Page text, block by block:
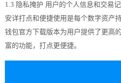
1.3 隐私掩护 用户的个人信息和交易
安详打点和便捷使用是每个数字资产
钱包官方 下载版本为用户提供了更高
富的功能，打点更便捷。